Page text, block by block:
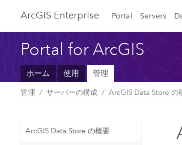
ArcGIS Enterprise Portal Servers
Portal for ArcGIS
ホーム 使用 管理
管理 サーバーの構成 ArcGIS Data Store の
ArcGIS Data Store の概要